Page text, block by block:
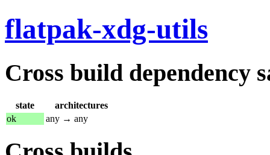
flatpak-xdg-utils
Cross build dependency
state
architectures
ok
any → any